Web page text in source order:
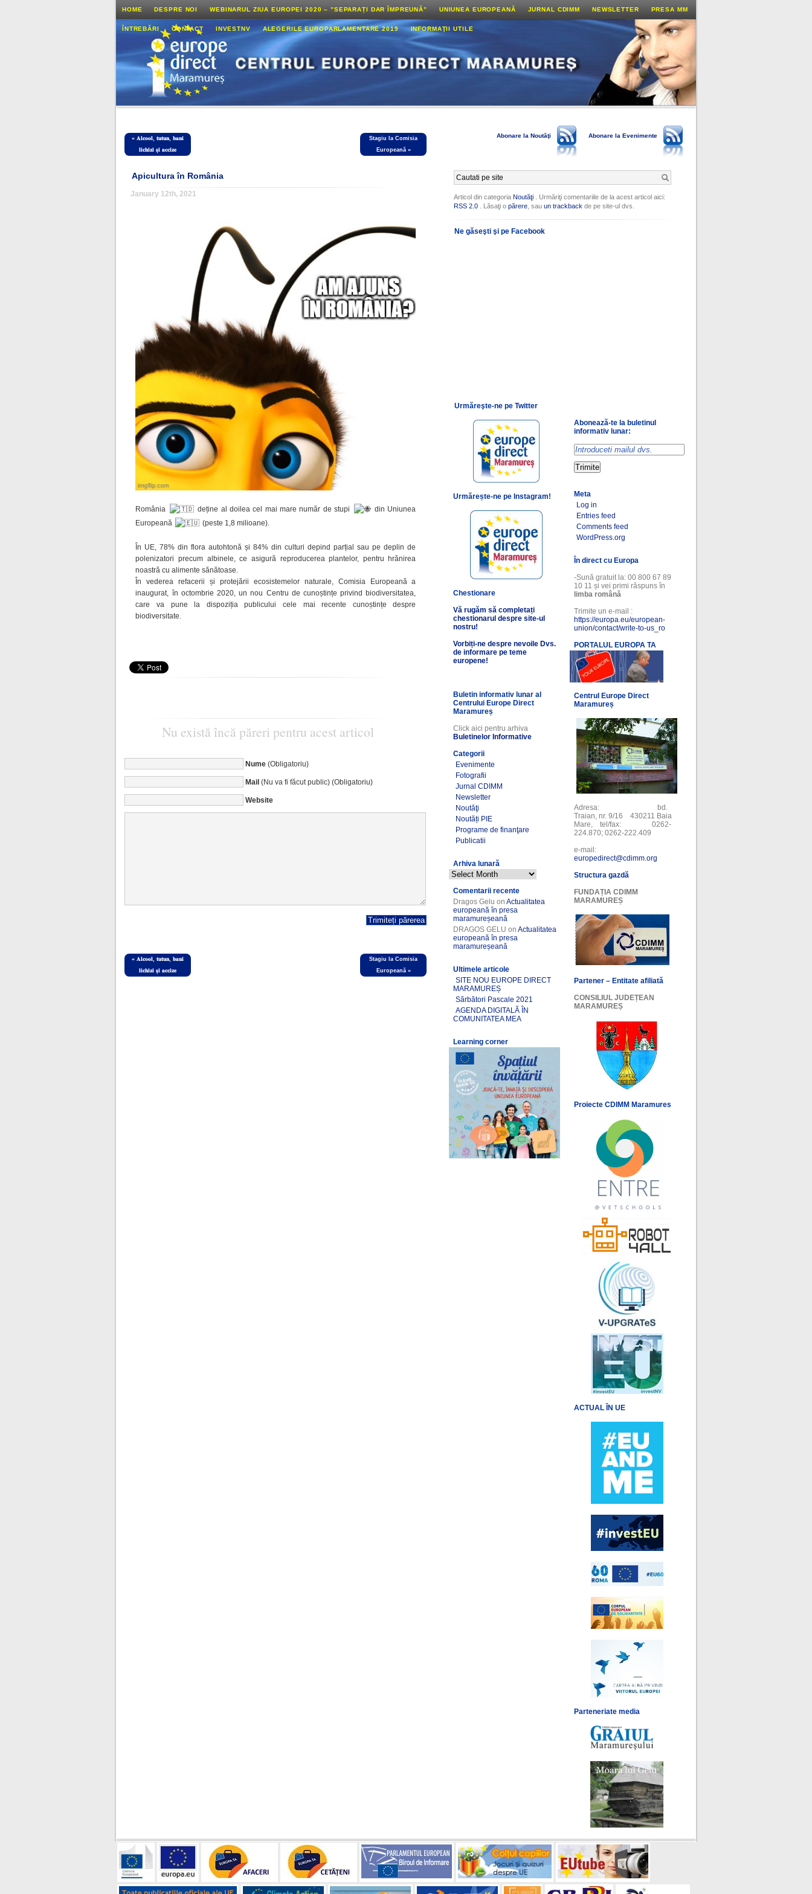
HOME DESPRE NOI WEBINARUL ZIUA EUROPEI 2020 – ”SEPARAȚI DAR ÎMPREUNĂ” UNIUNEA EUROPEANĂ JURNAL CDIMM NEWSLETTER PRESA MM
ÎNTREBĂRI CONTACT INVESTNV ALEGERILE EUROPARLAMENTARE 2019 INFORMAŢII UTILE
«𝐀𝐥𝐜𝐨𝐨𝐥, 𝐭𝐮𝐭𝐮𝐧, 𝐛𝐚𝐧𝐢
𝐥𝐢𝐜𝐡𝐢𝐳𝐢 𝐬̦𝐢 𝐚𝐜𝐜𝐢𝐳𝐞
Stagiu la Comisia
Europeană»
Apicultura în România
January 12th, 2021
România deține al doilea cel mai mare număr de stupi
din Uniunea
Europeană
(peste 1,8 milioane).
În UE, 78% din flora autohtonă și 84% din culturi depind parțial sau pe deplin de
polenizatori precum albinele, ce asigură reproducerea plantelor, pentru hrănirea
noastră cu alimente sănătoase.
În vederea refacerii și protejării ecosistemelor naturale, Comisia Europeană a
inaugurat, în octombrie 2020, un nou Centru de cunoștințe privind biodiversitatea,
care va pune la dispoziția publicului cele mai recente cunoștințe despre
biodiversitate.
Nu există încă păreri pentru acest articol
Nume(Obligatoriu)
Mail(Nu va fi făcut public) (Obligatoriu)
Website
«𝐀𝐥𝐜𝐨𝐨𝐥, 𝐭𝐮𝐭𝐮𝐧, 𝐛𝐚𝐧𝐢
𝐥𝐢𝐜𝐡𝐢𝐳𝐢 𝐬̦𝐢 𝐚𝐜𝐜𝐢𝐳𝐞
Stagiu la Comisia
Europeană»
Abonare la Noutăţi Abonare la Evenimente
Articol din categoriaNoutăţi . Urmăriţi comentariile de la acest articol aici:
RSS 2.0 . Lăsaţi opărere , sauun trackbackde pe site-ul dvs.
Ne găseşti şi pe Facebook
Urmăreşte-ne pe Twitter
Urmărește-ne pe Instagram!
Chestionare
Vă rugăm să completați
chestionarul despre site-ul
nostru!
Vorbiți-ne despre nevoile Dvs.
de informare pe teme
europene!
Buletin informativ lunar al
Centrului Europe Direct
Maramureș
Click aici pentru arhiva
Buletinelor Informative
Categorii
Evenimente
Fotografii
Jurnal CDIMM
Newsletter
Noutăţi
Noutăți PIE
Programe de finanţare
Publicatii
Arhiva lunară
Comentarii recente
Dragos Gelu onActualitatea
europeană în presa
maramureșeană
DRAGOS GELU onActualitatea
europeană în presa
maramureșeană
Ultimele articole
SITE NOU EUROPE DIRECT
MARAMUREȘ
Sărbători Pascale 2021
AGENDA DIGITALĂ ÎN
COMUNITATEA MEA
Learning corner
Abonează-te la buletinul
informativ lunar:
Meta
Log in
Entries feed
Comments feed
WordPress.org
În direct cu Europa
-Sună gratuit la: 00 800 67 89
10 11 și vei primi răspuns în
limba română
Trimite un e-mail :
https://europa.eu/european-
union/contact/write-to-us_ro
PORTALUL EUROPA TA
Centrul Europe Direct
Maramureș
Adresa: bd.
Traian, nr. 9/16 430211 Baia
Mare, tel/fax: 0262-
224.870; 0262-222.409
e-mail:
europedirect@cdimm.org
Structura gazdă
FUNDAȚIA CDIMM
MARAMUREȘ
Partener – Entitate afiliată
CONSILIUL JUDEȚEAN
MARAMUREȘ
Proiecte CDIMM Maramures
ACTUAL ÎN UE
Parteneriate media